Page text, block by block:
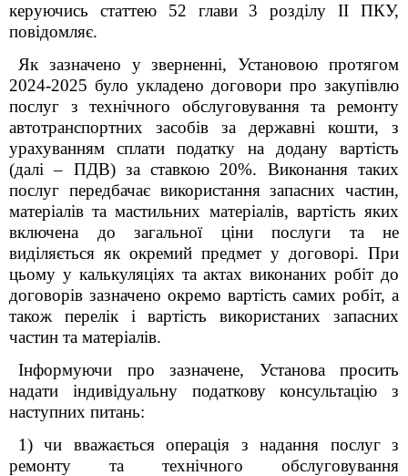
керуючись статтею 52 глави 3 розділу ІІ ПКУ,
повідомляє.
Як зазначено у зверненні, Установою протягом
2024-2025 було укладено договори про закупівлю
послуг з технічного обслуговування та ремонту
автотранспортних засобів за державні кошти, з
урахуванням сплати податку на додану вартість
(далі – ПДВ) за ставкою 20%. Виконання таких
послуг передбачає використання запасних частин,
матеріалів та мастильних матеріалів, вартість яких
включена до загальної ціни послуги та не
виділяється як окремий предмет у договорі. При
цьому у калькуляціях та актах виконаних робіт до
договорів зазначено окремо вартість самих робіт, а
також перелік і вартість використаних запасних
частин та матеріалів.
Інформуючи про зазначене, Установа просить
надати індивідуальну податкову консультацію з
наступних питань:
1) чи вважається операція з надання послуг з
ремонту та технічного обслуговування